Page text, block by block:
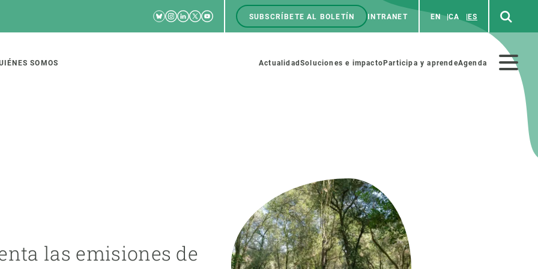
RRSS
Bluesky
Instagram
Linkedin
TwitterYoutube
Menú
top
SUBSCRÍBETE AL BOLETÍN INTRANET EN CA ES
SOMOS
Menú
Actualidad Soluciones e impacto Participa y aprendeAgenda
las emisiones de
de ecosistemas Política y gestión
Bolsa de trabajo
Estrategia de Recursos Humanos
Oportunidades académicas
Pide tu MSCA-PF
Haz ciencia con nosotros
Materiales educativos
COLABORA